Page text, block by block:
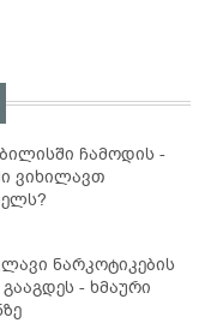
ჩამოდის -
ვიხილავთ
ნარკოტიკების
- ხმაური